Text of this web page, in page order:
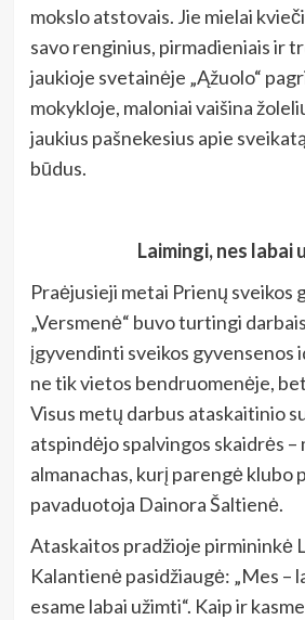
mokslo atstovais. Jie mielai
savo renginius, pirmadieniais ir
jaukioje svetainėje „Ąžuolo“
mokykloje, maloniai vaišina
jaukius pašnekesius apie
būdus.
Laimingi, nes labai
Praėjusieji metai Prienų sveikos
„Versmenė“ buvo turtingi
įgyvendinti sveikos gyvensenos
ne tik vietos bendruomenėje,
Visus metų darbus ataskaitinio
atspindėjo spalvingos skaidrės –
almanachas, kurį parengė klubo
pavaduotoja Dainora Šaltienė.
Ataskaitos pradžioje pirmininkė
Kalantienė pasidžiaugė: „Mes –
esame labai užimti“. Kaip ir